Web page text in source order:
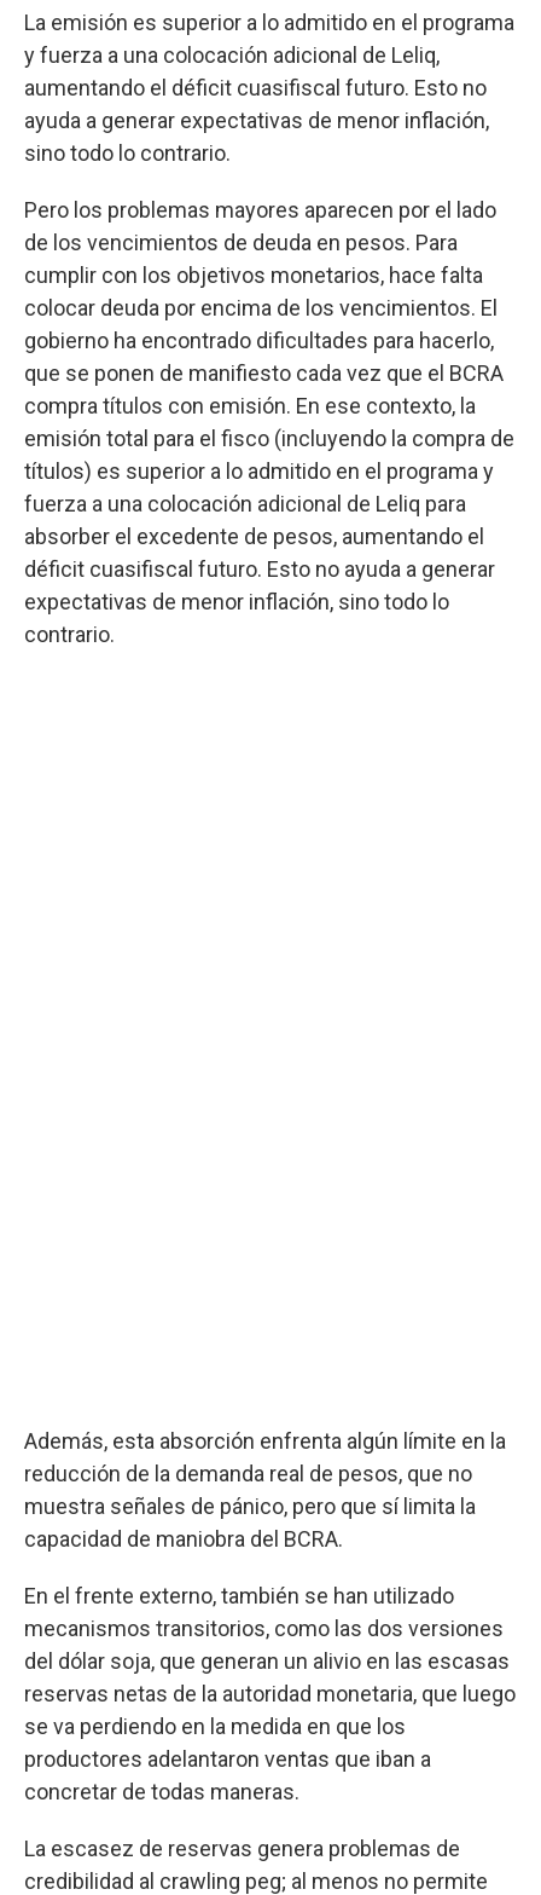
La emisión es superior a lo admitido en el programa
y fuerza a una colocación adicional de Leliq,
aumentando el déficit cuasifiscal futuro. Esto no
ayuda a generar expectativas de menor inflación,
sino todo lo contrario.
Pero los problemas mayores aparecen por el lado
de los vencimientos de deuda en pesos. Para
cumplir con los objetivos monetarios, hace falta
colocar deuda por encima de los vencimientos. El
gobierno ha encontrado dificultades para hacerlo,
que se ponen de manifiesto cada vez que el BCRA
compra títulos con emisión. En ese contexto, la
emisión total para el fisco (incluyendo la compra de
títulos) es superior a lo admitido en el programa y
fuerza a una colocación adicional de Leliq para
absorber el excedente de pesos, aumentando el
déficit cuasifiscal futuro. Esto no ayuda a generar
expectativas de menor inflación, sino todo lo
contrario.
Además, esta absorción enfrenta algún límite en la
reducción de la demanda real de pesos, que no
muestra señales de pánico, pero que sí limita la
capacidad de maniobra del BCRA.
En el frente externo, también se han utilizado
mecanismos transitorios, como las dos versiones
del dólar soja, que generan un alivio en las escasas
reservas netas de la autoridad monetaria, que luego
se va perdiendo en la medida en que los
productores adelantaron ventas que iban a
concretar de todas maneras.
La escasez de reservas genera problemas de
credibilidad al crawling peg; al menos no permite